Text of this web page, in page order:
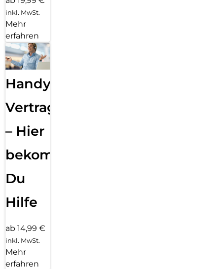
inkl. MwSt.
Mehr
erfahren
Handy
Vertragsabwicklung
– Hier
bekommst
Du
Hilfe
ab 14,99 €
inkl. MwSt.
Mehr
erfahren